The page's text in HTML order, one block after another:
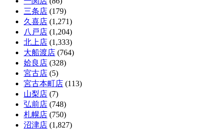
三条店 (179)
久喜店 (1,271)
八戸店 (1,204)
北上店 (1,333)
大船渡店 (764)
姶良店 (328)
宮古店 (5)
宮古本町店 (113)
山梨店 (7)
弘前店 (748)
札幌店 (750)
沼津店 (1,827)